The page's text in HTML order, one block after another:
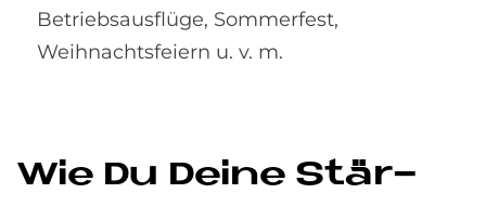
Betriebsausflüge, Sommerfest,
Weihnachtsfeiern u. v. m.
Wie Du De­i­ne Stär­